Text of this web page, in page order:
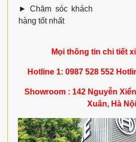
►Chăm sóc khách
hàng tốt nhất
Mọi thông tin chi tiết
Hotline 1: 0987 528 552
Showroom : 142 Nguyễn
Xuân, Hà Nội